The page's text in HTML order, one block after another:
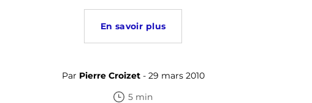
En savoir plus
Par Pierre Croizet- 29 mars 2010
5 min